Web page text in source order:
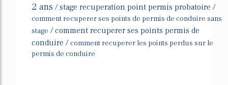
2 ans /stage recuperation point permis probatoire /
comment recuperer ses points de permis de conduire sans
stage /comment recuperer ses points permis de
conduire / comment recuperer les points perdus sur le
permis de conduire